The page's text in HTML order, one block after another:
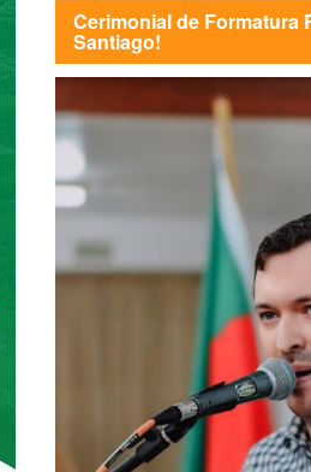
Cerimonial de Formatura
Santiago!